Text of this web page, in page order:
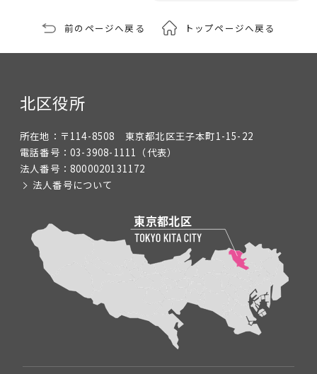
前のページへ戻る トップページへ戻る
北区役所
所在地： 〒114-8508 東京都北区王子本町1-15-22
電話番号： 03-3908-1111 （代表）
法人番号： 8000020131172
法人番号について